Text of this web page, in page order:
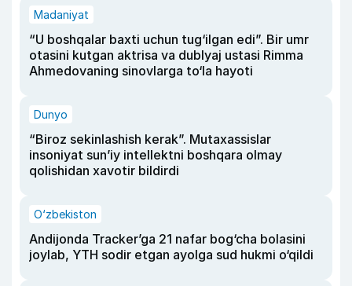
Madaniyat
“U boshqalar baxti uchun tug‘ilgan edi”. Bir umr
otasini kutgan aktrisa va dublyaj ustasi Rimma
Ahmedovaning sinovlarga to‘la hayoti
Dunyo
“Biroz sekinlashish kerak”. Mutaxassislar
insoniyat sun’iy intellektni boshqara olmay
qolishidan xavotir bildirdi
O‘zbekiston
Andijonda Tracker’ga 21 nafar bog‘cha bolasini
joylab, YTH sodir etgan ayolga sud hukmi o‘qildi